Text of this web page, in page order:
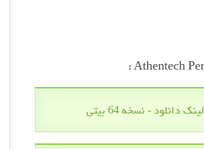
لینک دانلود - نسخه 64 بیتی